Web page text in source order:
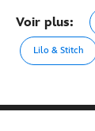
Voir plus:
Lilo & Stitch